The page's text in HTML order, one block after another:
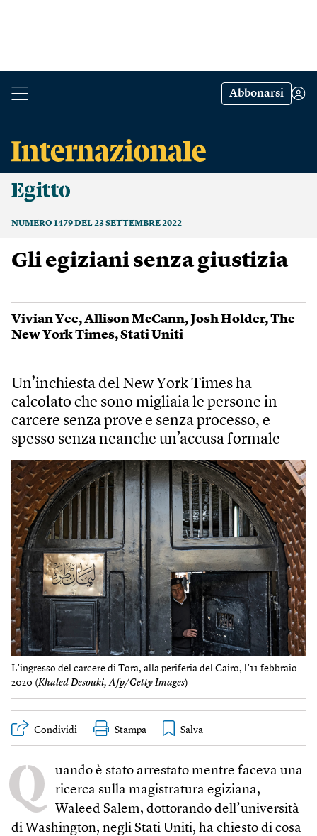
Abbonarsi
Egitto
NUMERO 1479 DEL 23 SETTEMBRE 2022
Gli egiziani senza giustizia
Vivian Yee,Allison McCann,Josh Holder,The
New York Times,Stati Uniti
Un’inchiesta del New York Times ha
calcolato che sono migliaia le persone in
carcere senza prove e senza processo, e
spesso senza neanche un’accusa formale
L’ingresso del carcere di Tora, alla periferia del Cairo, l’11 febbraio
2020 (Khaled Desouki, Afp/Getty Images)
Condividi Stampa
Q uando è stato arrestato mentre faceva una
ricerca sulla magistratura egiziana,
Waleed Salem, dottorando dell’università
di Washing­ton, negli Stati Uniti, ha chiesto di cosa